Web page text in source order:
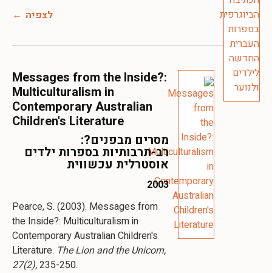
לצפיה
Messages from the Inside?:
Multiculturalism in
Contemporary Australian
Children's Literature
מסרים מבפנים?:
רב-תרבותיות בספרות ילדים
אוסטרלית עכשווית
2003
Pearce, S. (2003). Messages from
the Inside?: Multiculturalism in
Contemporary Australian Children's
Literature. The Lion and the Unicorn,
27(2),235-250.